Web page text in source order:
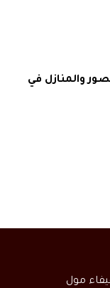
والمنازل في
مول